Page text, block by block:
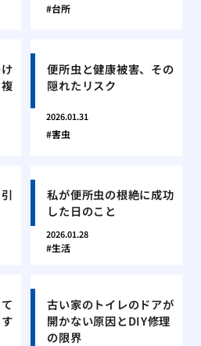
台所
便所虫と健康被害、その
隠れたリスク
2026.01.31
害虫
私が便所虫の根絶に成功
した日のこと
2026.01.28
生活
古い家のトイレのドアが
開かない原因とDIY修理
の限界